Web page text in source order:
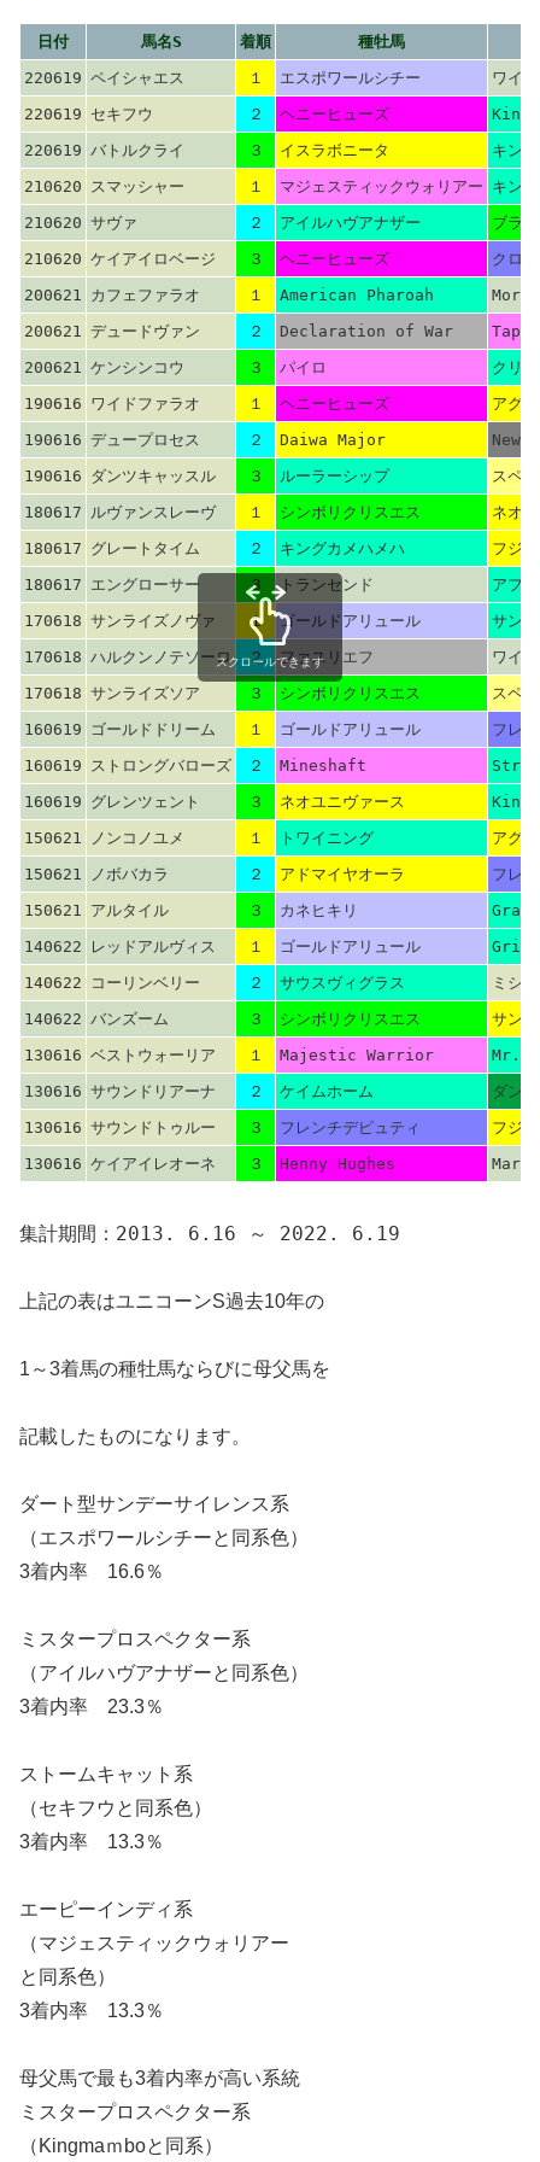
日付 馬名S 着順
種牡馬
220619 ペイシャエス １ エスポワールシチー
ワイ
220619 セキフウ ２ ヘニーヒューズ
220619 バトルクライ ３ イスラボニータ
キン
210620 スマッシャー １ マジェスティックウォリアー キン
210620 サヴァ ２ アイルハヴアナザー
ブラ
210620 ケイアイロベージ ３ ヘニーヒューズ
クロ
200621 カフェファラオ １ American Pharoah
More
200621 デュードヴァン ２ Declaration of War
Tapit
200621 ケンシンコウ ３ パイロ
クリ
190616 ワイドファラオ １ ヘニーヒューズ
アグ
190616 デュープロセス ２ Daiwa Major
New
190616 ダンツキャッスル ３ ルーラーシップ
スペ
180617 ルヴァンスレーヴ １ シンボリクリスエス
ネオ
180617 グレートタイム ２ キングカメハメハ
フジ
180617 エングローサー ３ トランセンド
アフ
170618 サンライズノヴァ １ ゴールドアリュール
サン
170618 ハルクンノテソーロ ２ ファスリエフ
ワイ
170618 サンライズソア ３ シンボリクリスエス
スペ
160619 ゴールドドリーム １ ゴールドアリュール
フレ
160619 ストロングバローズ ２ Mineshaft
160619 グレンツェント ３ ネオユニヴァース
150621
ノンコノユメ １ トワイニング
アグ
150621
ノボバカラ ２ アドマイヤオーラ
フレ
150621 アルタイル ３ カネヒキリ
140622
レッドアルヴィス １ ゴールドアリュール
140622
コーリンベリー ２ サウスヴィグラス
ミシ
140622 バンズーム ３ シンボリクリスエス
サン
130616 ベストウォーリア １ Majestic Warrior
Mr.
130616 サウンドリアーナ ２ ケイムホーム
ダン
130616 サウンドトゥルー ３ フレンチデピュティ
フジ
130616 ケイアイレオーネ ３ Henny Hughes
スクロールできます
集計期間：2013. 6.16 ～ 2022. 6.19
上記の表はユニコーンS過去10年の
1～3着馬の種牡馬ならびに母父馬を
記載したものになります。
ダート型サンデーサイレンス系
（エスポワールシチーと同系色）
3着内率 16.6％
ミスタープロスペクター系
（アイルハヴアナザーと同系色）
3着内率 23.3％
ストームキャット系
（セキフウと同系色）
3着内率 13.3％
エーピーインディ系
（マジェスティックウォリアー
と同系色）
3着内率 13.3％
母父馬で最も3着内率が高い系統
ミスタープロスペクター系
（Kingmaｍboと同系）